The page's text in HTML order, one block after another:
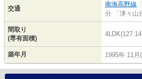
交通
南海高野線 「
分 「津々山
間取り
(専有面積)
築年月 1995年 11月